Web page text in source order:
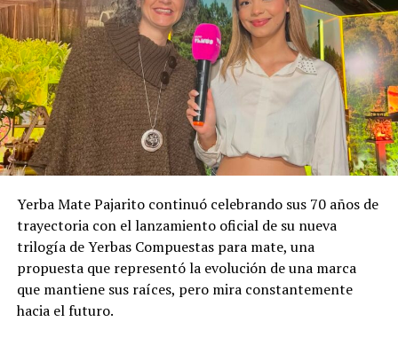
Yerba Mate Pajarito continuó celebrando sus 70 años de
trayectoria con el lanzamiento oficial de su nueva
trilogía de Yerbas Compuestas para mate, una
propuesta que representó la evolución de una marca
que mantiene sus raíces, pero mira constantemente
hacia el futuro.